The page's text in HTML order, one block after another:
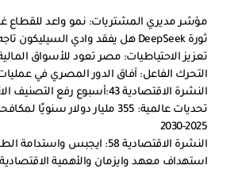
مؤشر مديري المشتريات: نمو واعد للقطاع
ثورة DeepSeek هل يفقد وادي السيليكون تاجه؟
تعزيز الاحتياطيات: مصر تعود للأسواق المالية
التحرك الفاعل: آفاق الدور المصري في
النشرة الاقتصادية 43:أسبوع رفع التصنيف الائتماني..
تحديات عالمية: 355 مليار دولار سنويًا
2025-2030
النشرة الاقتصادية 58: ايجبس واستدامة الطاقة
استهداف معهد وايزمان والأهمية الاقتصادية